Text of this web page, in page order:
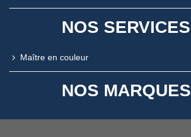
NOS SERVICES
Maître en couleur
NOS MARQUES